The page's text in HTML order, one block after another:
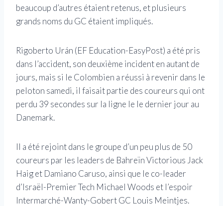
beaucoup d’autres étaient retenus, et plusieurs
grands noms du GC étaient impliqués.
Rigoberto Urán (EF Education-EasyPost) a été pris
dans l’accident, son deuxième incident en autant de
jours, mais si le Colombien a réussi à revenir dans le
peloton samedi, il faisait partie des coureurs qui ont
perdu 39 secondes sur la ligne le le dernier jour au
Danemark.
Il a été rejoint dans le groupe d’un peu plus de 50
coureurs par les leaders de Bahreïn Victorious Jack
Haig et Damiano Caruso, ainsi que le co-leader
d’Israël-Premier Tech Michael Woods et l’espoir
Intermarché-Wanty-Gobert GC Louis Meintjes.